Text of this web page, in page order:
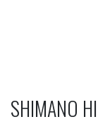
SHIMANO